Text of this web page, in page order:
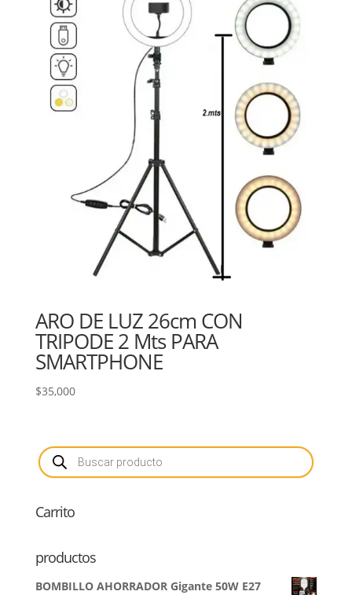
ARO DE LUZ 26cm CON
TRIPODE 2 Mts PARA
SMARTPHONE
$35,000
Búsqueda
de
productos
Carrito
productos
BOMBILLO AHORRADOR Gigante 50W E27